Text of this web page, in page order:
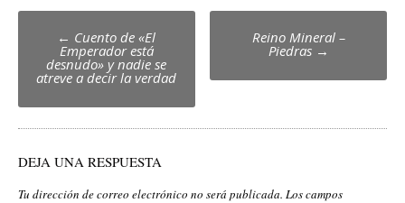
Post
navigation
← Cuento de «El
Emperador está
desnudo» y nadie se
atreve a decir la verdad
Reino Mineral –
Piedras →
DEJA UNA RESPUESTA
Tu dirección de correo electrónico no será publicada. Los campos